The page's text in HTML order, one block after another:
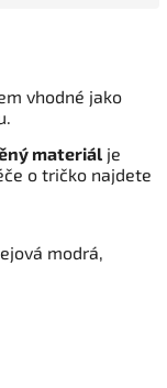
vhodné jako
materiál je
o tričko najdete
modrá,